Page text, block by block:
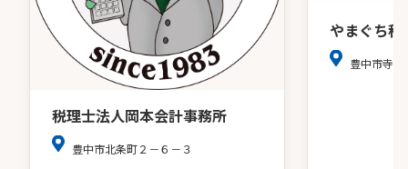
税理士法人岡本会計事務所
豊中市北条町２－６－３
やまぐち
豊中市寺